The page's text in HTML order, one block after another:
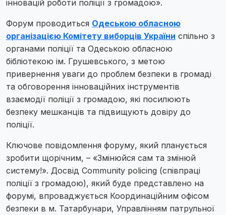
інновацій роботи поліції з громадою».
Форум проводиться Одеською обласною
організацією Комітету виборців України спільно з
органами поліції та Одеською обласною
бібліотекою ім. Грушевського, з метою
привернення уваги до проблем безпеки в громаді
та обговорення інноваційних інструментів
взаємодії поліції з громадою, які посилюють
безпеку мешканців та підвищують довіру до
поліції.
Ключове повідомлення форуму, який планується
зробити щорічним, – «Змінюйся сам та змінюй
систему!». Досвід Community policing (співпраці
поліції з громадою), який буде представлено на
форумі, впроваджується Координаційним офісом
безпеки в м. Татарбунари, Управлінням патрульної